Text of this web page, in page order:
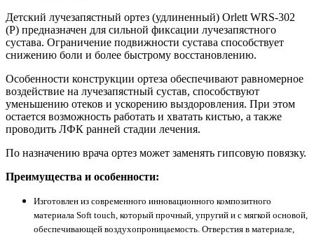
Детский лучезапястный ортез (удлиненный) Orlett WRS-302
(P) предназначен для сильной фиксации лучезапястного
сустава. Ограничение подвижности сустава способствует
снижению боли и более быстрому восстановлению.
Особенности конструкции ортеза обеспечивают равномерное
воздействие на лучезапястный сустав, способствуют
уменьшению отеков и ускорению выздоровления. При этом
остается возможность работать и хватать кистью, а также
проводить ЛФК ранней стадии лечения.
По назначению врача ортез может заменять гипсовую повязку.
Преимущества и особенности:
Изготовлен из современного инновационного композитного
материала Soft touch, который прочный, упругий и с мягкой основой,
обеспечивающей воздухопроницаемость. Отверстия в материале,